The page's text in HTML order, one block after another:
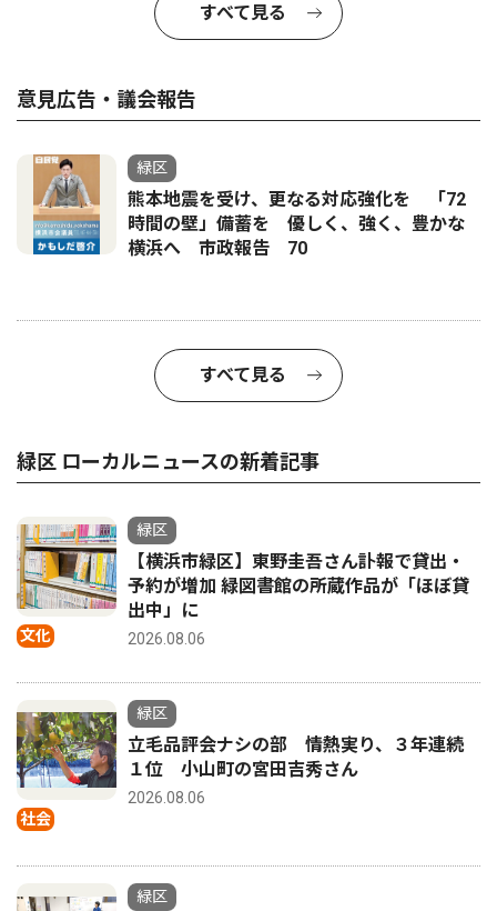
すべて見る
意見広告・議会報告
緑区
熊本地震を受け、更なる対応強化を 「72
時間の壁」備蓄を 優しく、強く、豊かな
横浜へ 市政報告 70
すべて見る
緑区 ローカルニュースの新着記事
文化
緑区
【横浜市緑区】東野圭吾さん訃報で貸出・
予約が増加 緑図書館の所蔵作品が「ほぼ貸
出中」に
2026.08.06
社会
緑区
立毛品評会ナシの部 情熱実り、３年連続
１位 小山町の宮田吉秀さん
2026.08.06
緑区